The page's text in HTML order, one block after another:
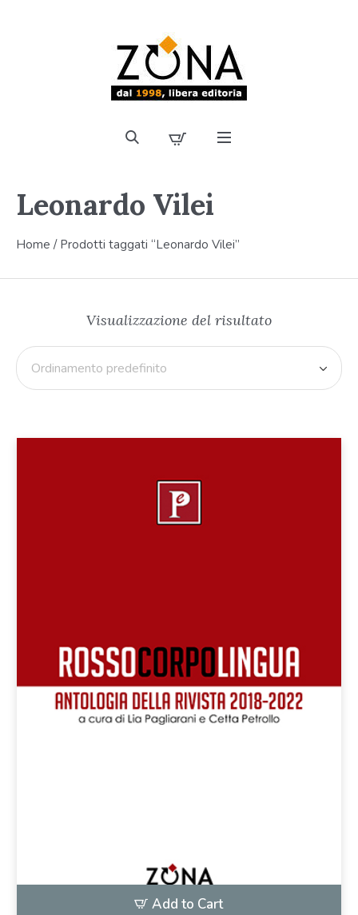
Leonardo Vilei
Home / Prodotti taggati “Leonardo Vilei”
Visualizzazione del risultato
Add to Cart